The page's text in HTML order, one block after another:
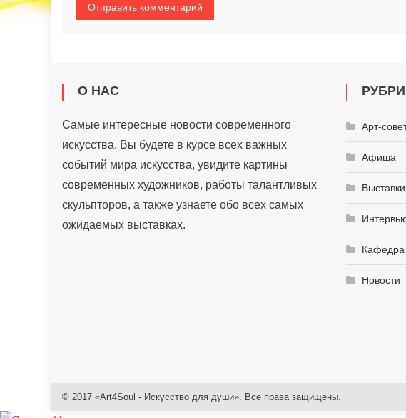
О НАС
Самые интересные новости современного
искусства. Вы будете в курсе всех важных
событий мира искусства, увидите картины
современных художников, работы талантливых
скульпторов, а также узнаете обо всех самых
ожидаемых выставках.
Арт-
Афиша
Кафедра
Новости
© 2017 «Art4Soul - Искусство для души». Все права защищены.